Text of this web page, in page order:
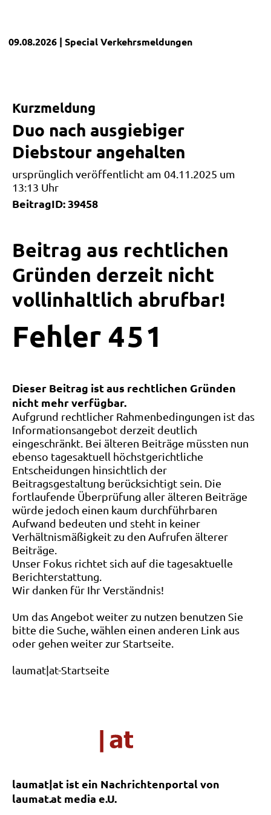
09.08.2026 | SpecialVerkehrsmeldungen
Kurzmeldung
Duo nach ausgiebiger
Diebstour angehalten
ursprünglich veröffentlicht am 04.11.2025 um
13:13 Uhr
BeitragID: 39458
Beitrag aus rechtlichen
Gründen derzeit nicht
vollinhaltlich abrufbar!
Fehler 4 5 1
Dieser Beitrag ist aus rechtlichen Gründen
nicht mehr verfügbar.
Aufgrund rechtlicher Rahmenbedingungen ist das
Informationsangebot derzeit deutlich
eingeschränkt. Bei älteren Beiträge müssten nun
ebenso tagesaktuell höchstgerichtliche
Entscheidungen hinsichtlich der
Beitragsgestaltung berücksichtigt sein. Die
fortlaufende Überprüfung aller älteren Beiträge
würde jedoch einen kaum durchführbaren
Aufwand bedeuten und steht in keiner
Verhältnismäßigkeit zu den Aufrufen älterer
Beiträge.
Unser Fokus richtet sich auf die tagesaktuelle
Berichterstattung.
Wir danken für Ihr Verständnis!
Um das Angebot weiter zu nutzen benutzen Sie
bitte die Suche, wählen einen anderen Link aus
oder gehen weiter zur Startseite.
laumat|at-Startseite
laumat|at ist ein Nachrichtenportal von
laumat.at media e.U.